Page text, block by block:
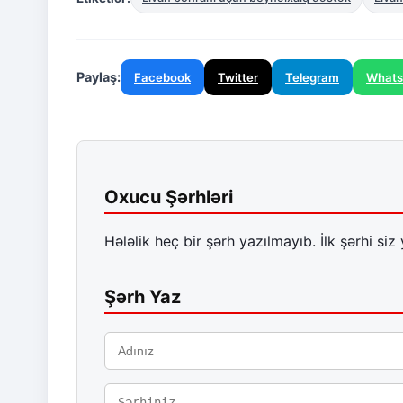
Paylaş: Facebook Twitter Telegram
Oxucu Şərhləri
Hələlik heç bir şərh yazılmayıb. İlk şərhi siz
Şərh Yaz